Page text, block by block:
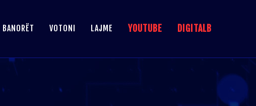
BANORËT VOTONI LAJME YOUTUBE DIGITALB